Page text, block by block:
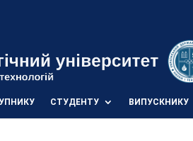
СТУДЕНТУ ВИПУСКНИКУ